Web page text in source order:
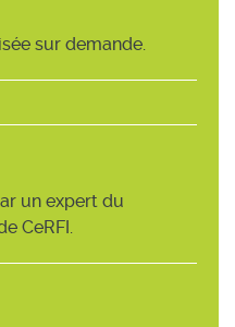
sur demande.
un expert du
CeRFI.